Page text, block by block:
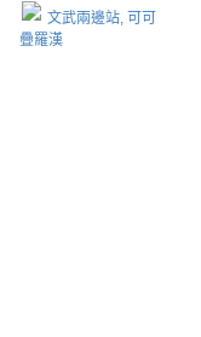
文武兩邊站, 可可
疊羅漢